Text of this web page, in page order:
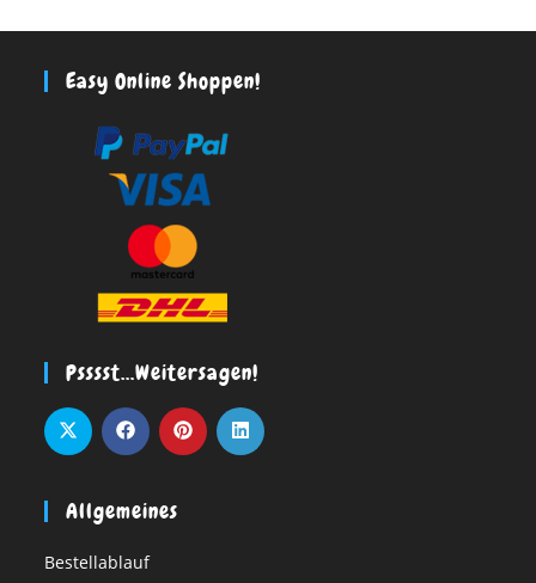
Easy Online Shoppen!
Psssst…weitersagen!
Allgemeines
Bestellablauf